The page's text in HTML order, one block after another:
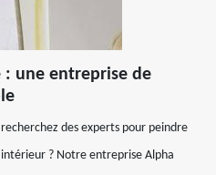
: une entreprise de
des experts pour peindre
? Notre entreprise Alpha